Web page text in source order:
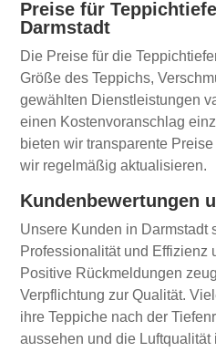
Preise für
Darmstadt
Die Preise für die
Größe des Teppichs,
gewählten Dienstleistungen
einen Kostenvoranschlag
bieten wir transparente
wir regelmäßig aktualisieren.
Kundenbewertungen
Unsere Kunden in Darmstadt
Professionalität und Effizienz
Positive Rückmeldungen
Verpflichtung zur Qualität.
ihre Teppiche nach der
aussehen und die